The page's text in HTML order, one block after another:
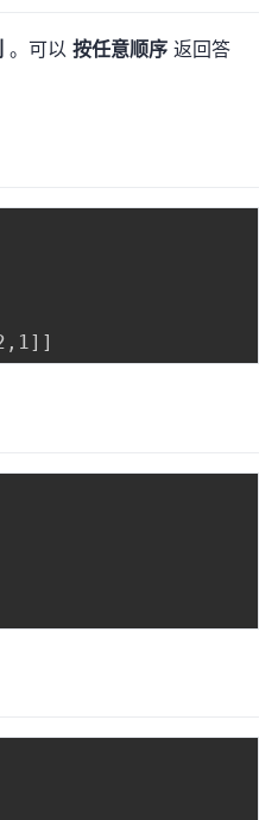
。可以按任意顺序 返回答